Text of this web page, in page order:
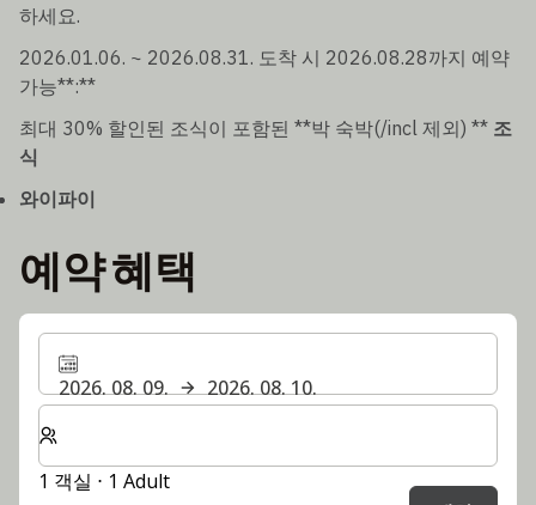
하세요.
2026.01.06. ~ 2026.08.31. 도착 시 2026.08.28까지 예약
가능**:**
최대 30% 할인된 조식이 포함된 **박 숙박(/incl 제외) ** 조
식
와이파이
예약 혜택
2026. 08. 09.
2026. 08. 10.
숙박할 객실 및 게스트 수 선택
1 객실 ⋅ 1 Adult